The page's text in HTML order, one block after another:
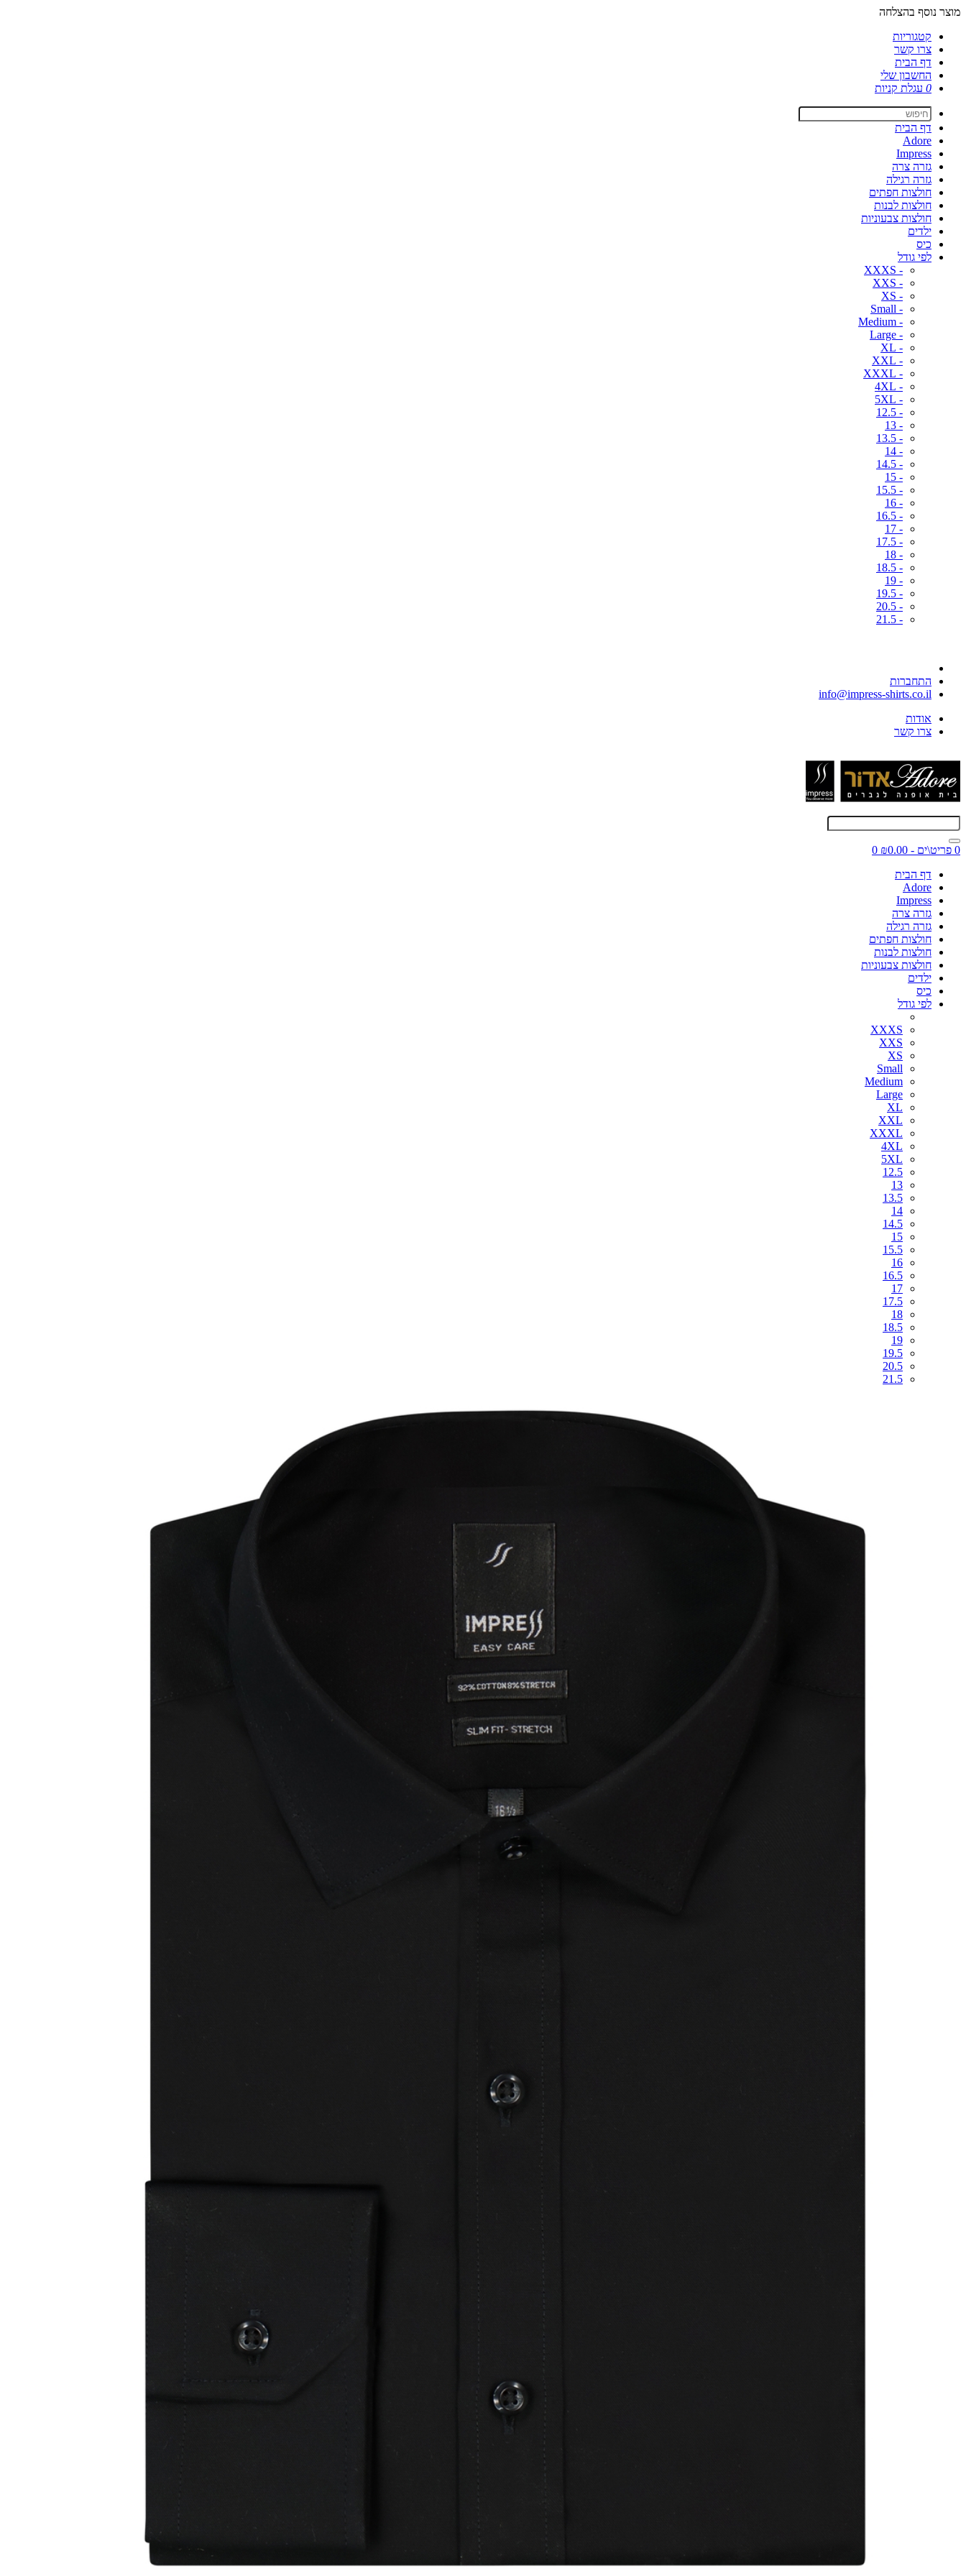
מוצר נוסף בהצלחה
קטגוריות
צרו קשר
דף הבית
החשבון שלי
0 עגלת קניות
דף הבית
Adore
Impress
גזרה צרה
גזרה רגילה
חולצות חפתים
חולצות לבנות
חולצות צבעוניות
ילדים
כיס
לפי גודל
- XXXS
- XXS
- XS
- Small
- Medium
- Large
- XL
- XXL
- XXXL
- 4XL
- 5XL
- 12.5
- 13
- 13.5
- 14
- 14.5
- 15
- 15.5
- 16
- 16.5
- 17
- 17.5
- 18
- 18.5
- 19
- 19.5
- 20.5
- 21.5
התחברות
info@impress-shirts.co.il
אודות
צרו קשר
0 פריט\ים - ₪0.00
0
דף הבית
Adore
Impress
גזרה צרה
גזרה רגילה
חולצות חפתים
חולצות לבנות
חולצות צבעוניות
ילדים
כיס
לפי גודל
XXXS
XXS
XS
Small
Medium
Large
XL
XXL
XXXL
4XL
5XL
12.5
13
13.5
14
14.5
15
15.5
16
16.5
17
17.5
18
18.5
19
19.5
20.5
21.5